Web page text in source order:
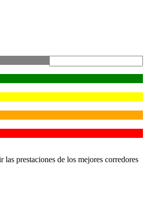
prestaciones de los mejores corredores